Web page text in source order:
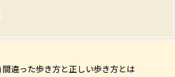
間違った歩き方と正しい歩き方とは